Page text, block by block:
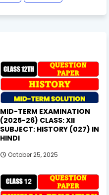
MID-TERM EXAMINATION
(2025-26) CLASS: XII
SUBJECT: HISTORY (027) IN
HINDI
October 25, 2025